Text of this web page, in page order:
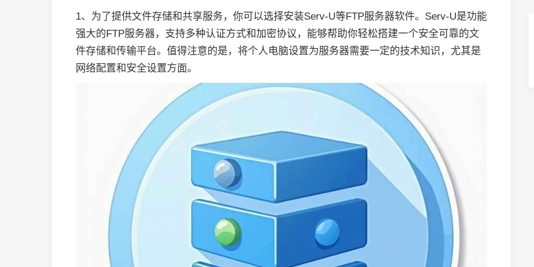
1、为了提供文件存储和共享服务，你可以选择安装Serv-U等FTP服务器软件。Serv-U是功能
强大的FTP服务器，支持多种认证方式和加密协议，能够帮助你轻松搭建一个安全可靠的文
件存储和传输平台。值得注意的是，将个人电脑设置为服务器需要一定的技术知识，尤其是
网络配置和安全设置方面。